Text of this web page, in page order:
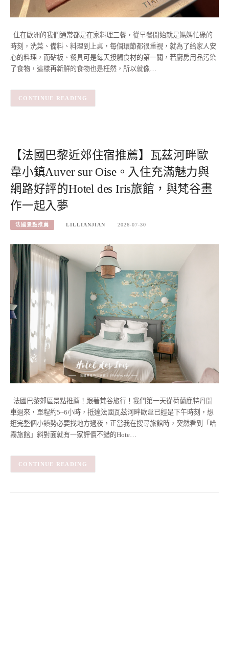
住在歐洲的我們通常都是在家料理三餐，從早餐開始就是媽媽忙碌的
時刻，洗菜、備料、料理到上桌，每個環節都很重視，就為了給家人安
心的料理，而砧板、餐具可是每天接觸食材的第一關，若廚房用品污染
了食物，這樣再新鮮的食物也是枉然，所以就像…
CONTINUE READING
【法國巴黎近郊住宿推薦】瓦茲河畔歐
韋小鎮Auver sur Oise。入住充滿魅力與
網路好評的Hotel des Iris旅館，與梵谷畫
作一起入夢
法國景點推薦 LILLIANJIAN 2026-07-30
法國巴黎郊區景點推薦！跟著梵谷旅行！我們第一天從荷蘭鹿特丹開
車過來，單程約5~6小時，抵達法國瓦茲河畔歐韋已經是下午時刻，想
逛完整個小鎮勢必要找地方過夜，正當我在搜尋旅館時，突然看到「哈
霧旅館」斜對面就有一家評價不錯的Hote…
CONTINUE READING